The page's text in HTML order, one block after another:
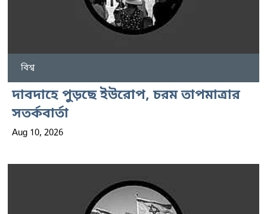
বিশ্ব
দাবদাহে পুড়ছে ইউরোপ, চরম তাপমাত্রার
সতর্কবার্তা
Aug 10, 2026